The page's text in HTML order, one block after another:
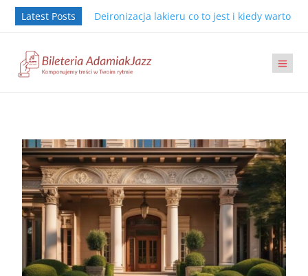
Latest Posts Deironizacja lakieru co to jest i kiedy warto ją